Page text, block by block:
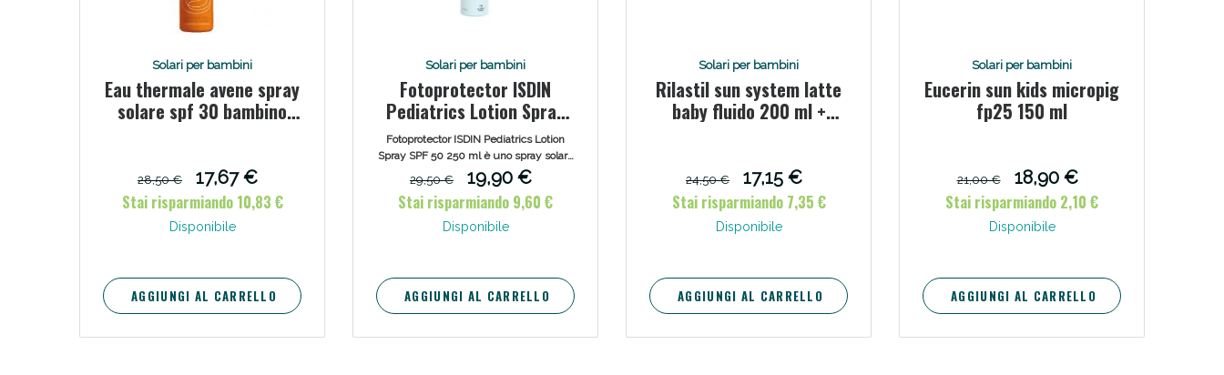
Solari per bambini
Eau thermale avene spray
solare spf 30 bambino
28,50 €
17,67 €
Stai risparmiando 10,83 €
Disponibile
AGGIUNGI AL CARRELLO
Solari per bambini
Fotoprotector ISDIN
Pediatrics Lotion Spray
SPF 50 250 ml
Fotoprotector ISDIN Pediatrics Lotion
Spray SPF 50 250 ml è uno spray solare
per bambini a base di ingredienti
delicati e non aggressivi. Adatto a pelle
atopica e sensibile, idrata e si assorbe
rapidamente, senza ungere la pelle.La
nuova formula lo rende più idratante e
29,50 €
19,90 €
Stai risparmiando 9,60 €
Disponibile
AGGIUNGI AL CARRELLO
Solari per bambini
Rilastil sun system latte
baby fluido 200 ml +
24,50 €
17,15 €
Stai risparmiando 7,35 €
Disponibile
AGGIUNGI AL CARRELLO
Solari per bambini
Eucerin sun kids micropig
fp25 150 ml
21,00 €
18,90 €
Stai risparmiando 2,10 €
Disponibile
AGGIUNGI AL CARRELLO
Benessere Intestinale: Sconto fino al 55% valido oggi!